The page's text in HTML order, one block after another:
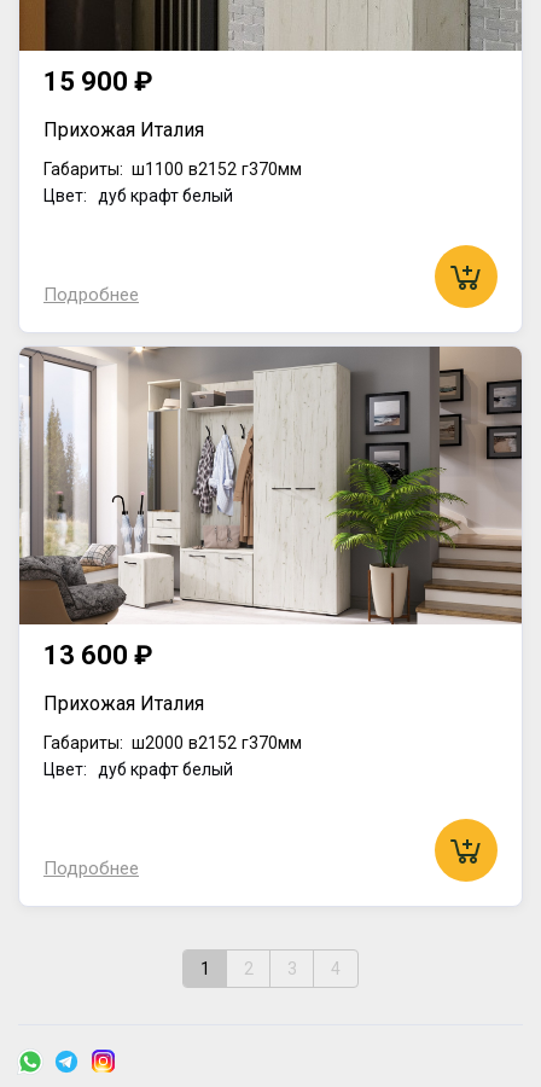
15 900 ₽
Прихожая Италия
Габариты: ш1100 в2152 г370мм
Цвет: дуб крафт белый
Подробнее
13 600 ₽
Прихожая Италия
Габариты: ш2000 в2152 г370мм
Цвет: дуб крафт белый
Подробнее
1 2 3 4